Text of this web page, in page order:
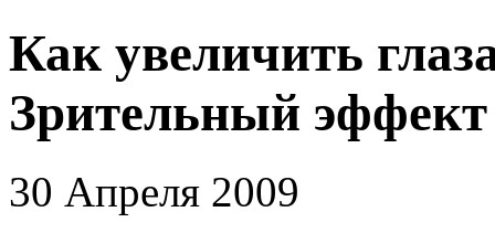
Как увеличить
Зрительный эффект
30 Апреля 2009